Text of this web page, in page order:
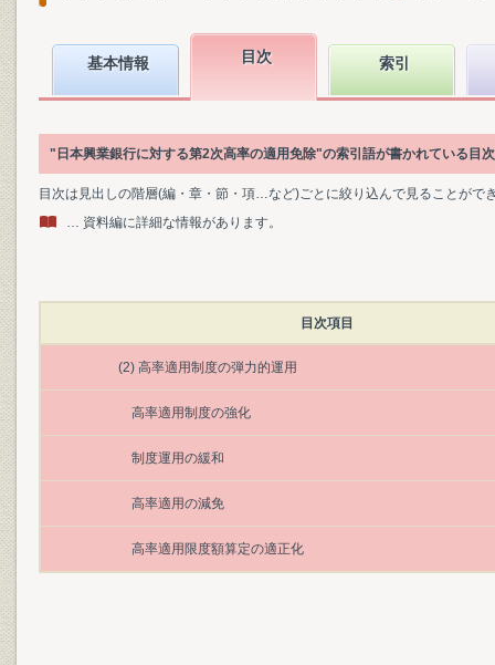
基本情報 目次 索引
"日本興業銀行に対する第2次高率の適用免除"の索引語が書かれている目
目次は見出しの階層(編・章・節・項…など)ごとに絞り込んで見ることがで
… 資料編に詳細な情報があります。
目次項目
(2) 高率適用制度の弾力的運用
高率適用制度の強化
制度運用の緩和
高率適用の減免
高率適用限度額算定の適正化